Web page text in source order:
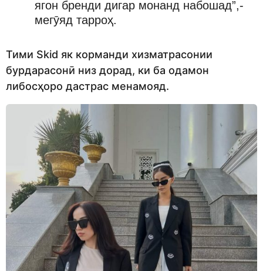
ягон бренди дигар монанд набошад”,-
мегӯяд тарроҳ.
Тими Skid як корманди хизматрасонии
бурдарасонӣ низ дорад, ки ба одамон
либосҳоро дастрас менамояд.